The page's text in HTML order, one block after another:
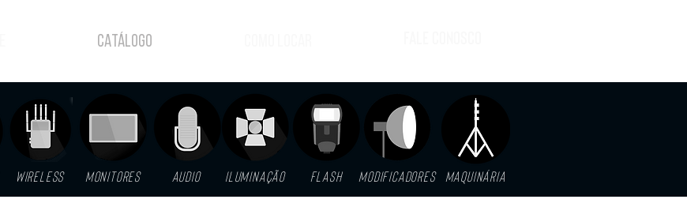
CATÁLOGO
WIRELESS MONITORES AUDIO ILUMINAÇÃO FLASH MODIFICADORES MAQUINáRIA